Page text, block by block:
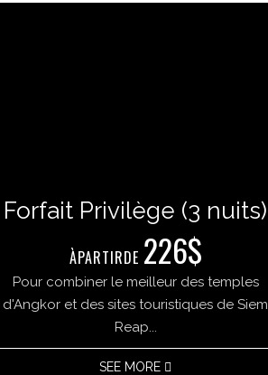
Forfait Privilège (3 nuits)
ÀPARTIRDE​​ 226$
Pour combiner le meilleur des temples
d'Angkor et des sites touristiques de Siem
Reap...
SEE MORE